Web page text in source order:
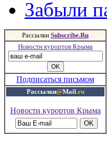
Забыли
Рассылки Subscribe.Ru
Новости курортов Крыма
Подписаться письмом
Рассылки@Mail.ru
Новости курортов Крыма